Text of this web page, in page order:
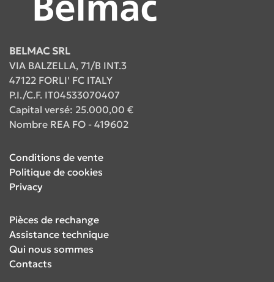
BELMAC SRL
VIA BALZELLA, 71/B INT.3
47122 FORLI' FC ITALY
P.I./C.F. IT04533070407
Capital versé: 25.000,00 €
Nombre REA FO - 419602
Conditions de vente
Politique de cookies
Privacy
Pièces de rechange
Assistance technique
Qui nous sommes
Contacts